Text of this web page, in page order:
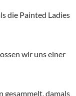
die Painted Ladies
wir uns einer
damals